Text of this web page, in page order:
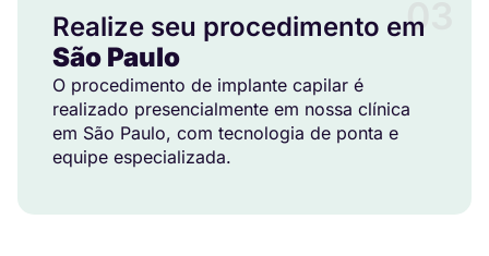
03
Realize seu procedimento em
São Paulo
O procedimento de implante capilar é
realizado presencialmente em nossa clínica
em São Paulo, com tecnologia de ponta e
equipe especializada.